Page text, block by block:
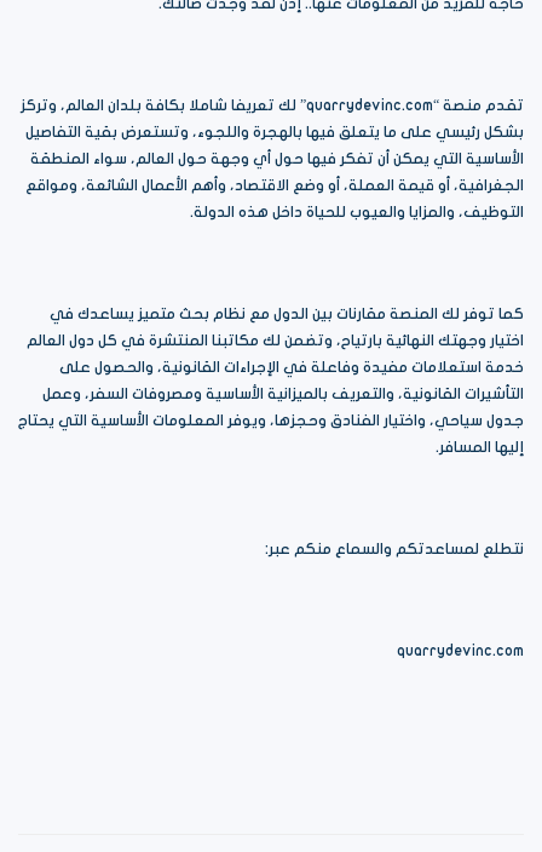
حاجة للمزيد من المعلومات عنها.. إذن لقد وجدت ضالتك.
تقدم منصة “quarrydevinc.com” لك تعريفا شاملا بكافة بلدان العالم، وتركز
بشكل رئيسي على ما يتعلق فيها بالهجرة واللجوء، وتستعرض بقية التفاصيل
الأساسية التي يمكن أن تفكر فيها حول أي وجهة حول العالم، سواء المنطقة
الجغرافية، أو قيمة العملة، أو وضع الاقتصاد، وأهم الأعمال الشائعة، ومواقع
التوظيف، والمزايا والعيوب للحياة داخل هذه الدولة.
كما توفر لك المنصة مقارنات بين الدول مع نظام بحث متميز يساعدك في
اختيار وجهتك النهائية بارتياح، وتضمن لك مكاتبنا المنتشرة في كل دول العالم
خدمة استعلامات مفيدة وفاعلة في الإجراءات القانونية، والحصول على
التأشيرات القانونية، والتعريف بالميزانية الأساسية ومصروفات السفر، وعمل
جدول سياحي، واختيار الفنادق وحجزها، ويوفر المعلومات الأساسية التي يحتاج
إليها المسافر.
نتطلع لمساعدتكم والسماع منكم عبر:
quarrydevinc.com